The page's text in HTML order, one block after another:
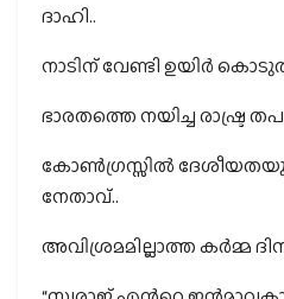
ദാഹി..
നാടിന് വേണ്ടി ഉയിർ
ഭാരതത്തെ നയിച്ച രാഷ്ട്ര
കോണ്‍ഗ്രസ്സിൽ
നേതാവ്..
അവിശ്രമമില്ലാത്ത കർമ്മ